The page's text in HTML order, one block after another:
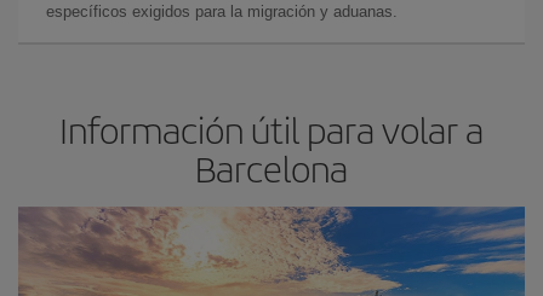
específicos exigidos para la migración y aduanas.
Información útil para volar a
Barcelona